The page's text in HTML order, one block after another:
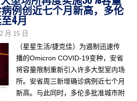
例创近七个月新高，多伦
4月
月 15 日
（星星生活/捷克佳）为遏制迅速传
播的Omicron COVID-19变种，安省
将容量限制重新引入许多大型室内场
所。安省周三新增确诊病例近七个月
新高。与此同时，多伦多批准城市附